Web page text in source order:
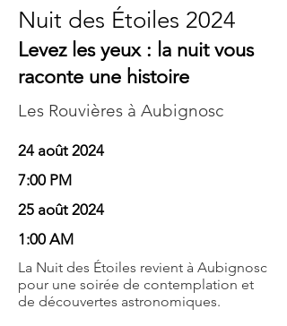
Nuit des Étoiles 2024
Levez les yeux : la nuit vous
raconte une histoire
Les Rouvières à Aubignosc
24 août 2024
7:00 PM
25 août 2024
1:00 AM
La Nuit des Étoiles revient à Aubignosc
pour une soirée de contemplation et
de découvertes astronomiques.